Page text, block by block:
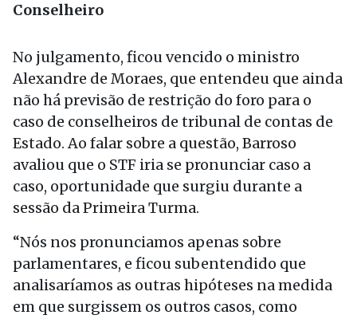
Conselheiro
No julgamento, ficou vencido o ministro
Alexandre de Moraes, que entendeu que ainda
não há previsão de restrição do foro para o
caso de conselheiros de tribunal de contas de
Estado. Ao falar sobre a questão, Barroso
avaliou que o STF iria se pronunciar caso a
caso, oportunidade que surgiu durante a
sessão da Primeira Turma.
“Nós nos pronunciamos apenas sobre
parlamentares, e ficou subentendido que
analisaríamos as outras hipóteses na medida
em que surgissem os outros casos, como